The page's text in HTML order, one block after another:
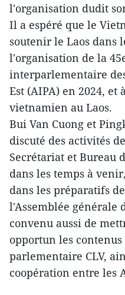
l'organisation dudit
Il a espéré que le
soutenir le Laos dans
l'organisation de la
interparlementaire
Est (AIPA) en 2024, et
vietnamien au Laos.
Bui Van Cuong et
discuté des activités
Secrétariat et Bureau
dans les temps à
dans les préparatifs
l'Assemblée générale
convenu aussi de
opportun les
parlementaire CLV,
coopération entre les